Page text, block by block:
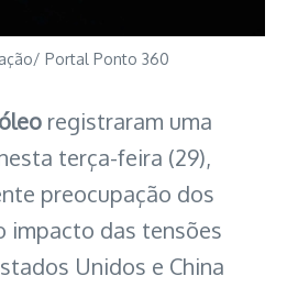
Portal Ponto 360
registraram uma
terça-feira (29),
preocupação dos
impacto das tensões
Unidos e China